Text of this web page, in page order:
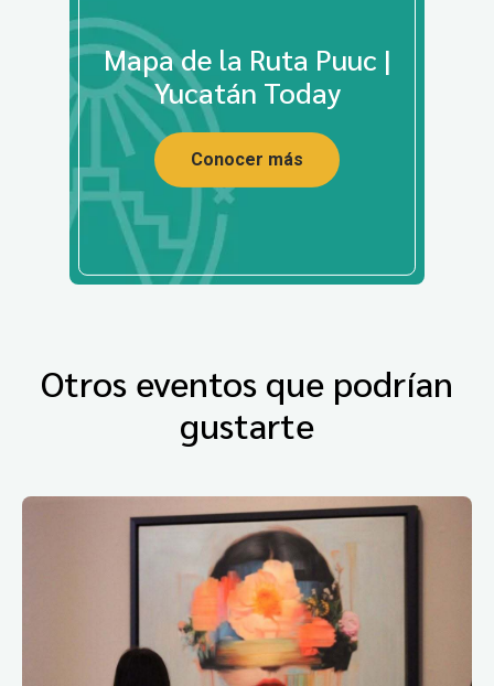
Mapa de la Ruta Puuc |
Yucatán Today
Conocer más
Otros eventos que podrían
gustarte